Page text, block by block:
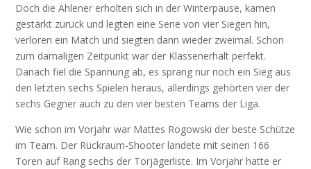
Doch die Ahlener erholten sich in der Winterpause, kamen
gestärkt zurück und legten eine Serie von vier Siegen hin,
verloren ein Match und siegten dann wieder zweimal. Schon
zum damaligen Zeitpunkt war der Klassenerhalt perfekt.
Danach fiel die Spannung ab, es sprang nur noch ein Sieg aus
den letzten sechs Spielen heraus, allerdings gehörten vier der
sechs Gegner auch zu den vier besten Teams der Liga.
Wie schon im Vorjahr war Mattes Rogowski der beste Schütze
im Team. Der Rückraum-Shooter landete mit seinen 166
Toren auf Rang sechs der Torjägerliste. Im Vorjahr hatte er